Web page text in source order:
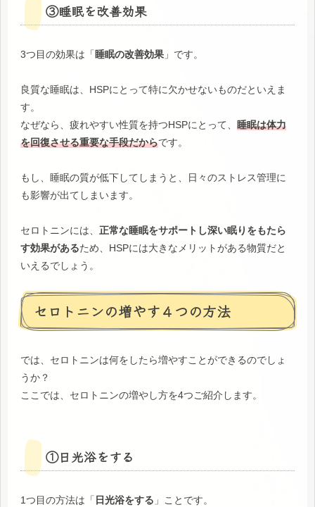
③睡眠を改善効果
3つ目の効果は「 睡眠の改善効果 」です。
良質な睡眠は、HSPにとって特に欠かせないものだといえま
す。
なぜなら、疲れやすい性質を持つHSPにとって、 睡眠は体力
を回復させる重要な手段だからです。
もし、睡眠の質が低下してしまうと、日々のストレス管理に
も影響が出てしまいます。
セロトニンには、 正常な睡眠をサポートし深い眠りをもたら
す効果があるため、HSPには大きなメリットがある物質だと
いえるでしょう。
セロトニンの増やす４つの方法
では、セロトニンは何をしたら増やすことができるのでしょ
うか？
ここでは、セロトニンの増やし方を4つご紹介します。
①日光浴をする
1つ目の方法は「 日光浴をする 」ことです。